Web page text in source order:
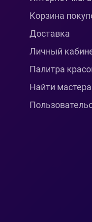
Корзина
Доставка
Личный
Палитра
Найти мастера